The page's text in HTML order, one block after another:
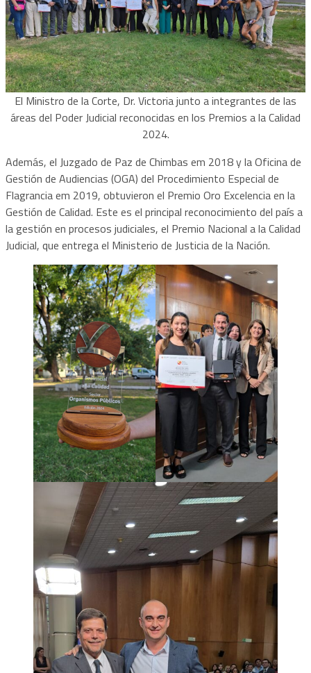
El Ministro de la Corte, Dr. Victoria junto a integrantes de las
áreas del Poder Judicial reconocidas en los Premios a la Calidad
2024.
Además, el Juzgado de Paz de Chimbas em 2018 y la Oficina de
Gestión de Audiencias (OGA) del Procedimiento Especial de
Flagrancia em 2019, obtuvieron el Premio Oro Excelencia en la
Gestión de Calidad. Este es el principal reconocimiento del país a
la gestión en procesos judiciales, el Premio Nacional a la Calidad
Judicial, que entrega el Ministerio de Justicia de la Nación.